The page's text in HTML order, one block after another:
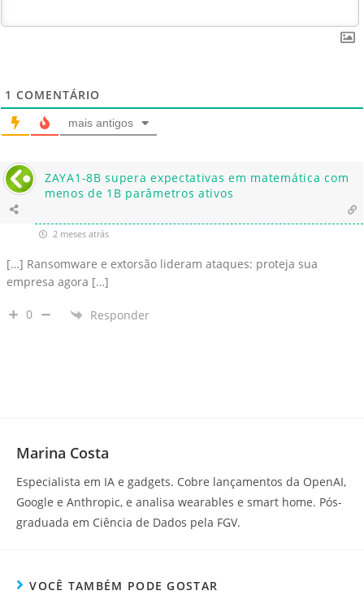
1 COMENTÁRIO
mais antigos
ZAYA1-8B supera expectativas em matemática com
menos de 1B parâmetros ativos
2 meses atrás
[…] Ransomware e extorsão lideram ataques: proteja sua
empresa agora […]
0 Responder
Marina Costa
Especialista em IA e gadgets. Cobre lançamentos da OpenAI,
Google e Anthropic, e analisa wearables e smart home. Pós-
graduada em Ciência de Dados pela FGV.
VOCÊ TAMBÉM PODE GOSTAR